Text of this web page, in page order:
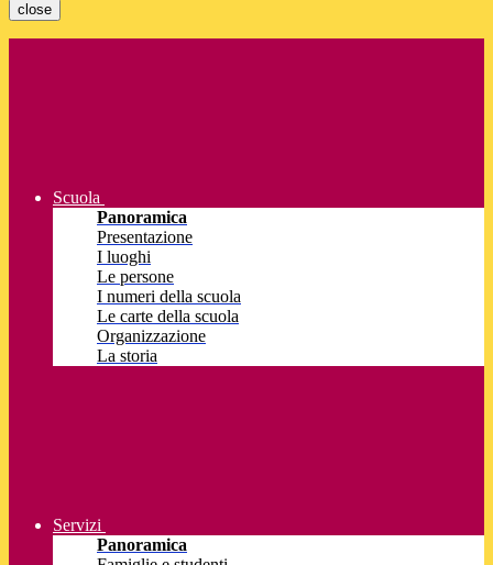
close
Scuola
Panoramica
Presentazione
I luoghi
Le persone
I numeri della scuola
Le carte della scuola
Organizzazione
La storia
Servizi
Panoramica